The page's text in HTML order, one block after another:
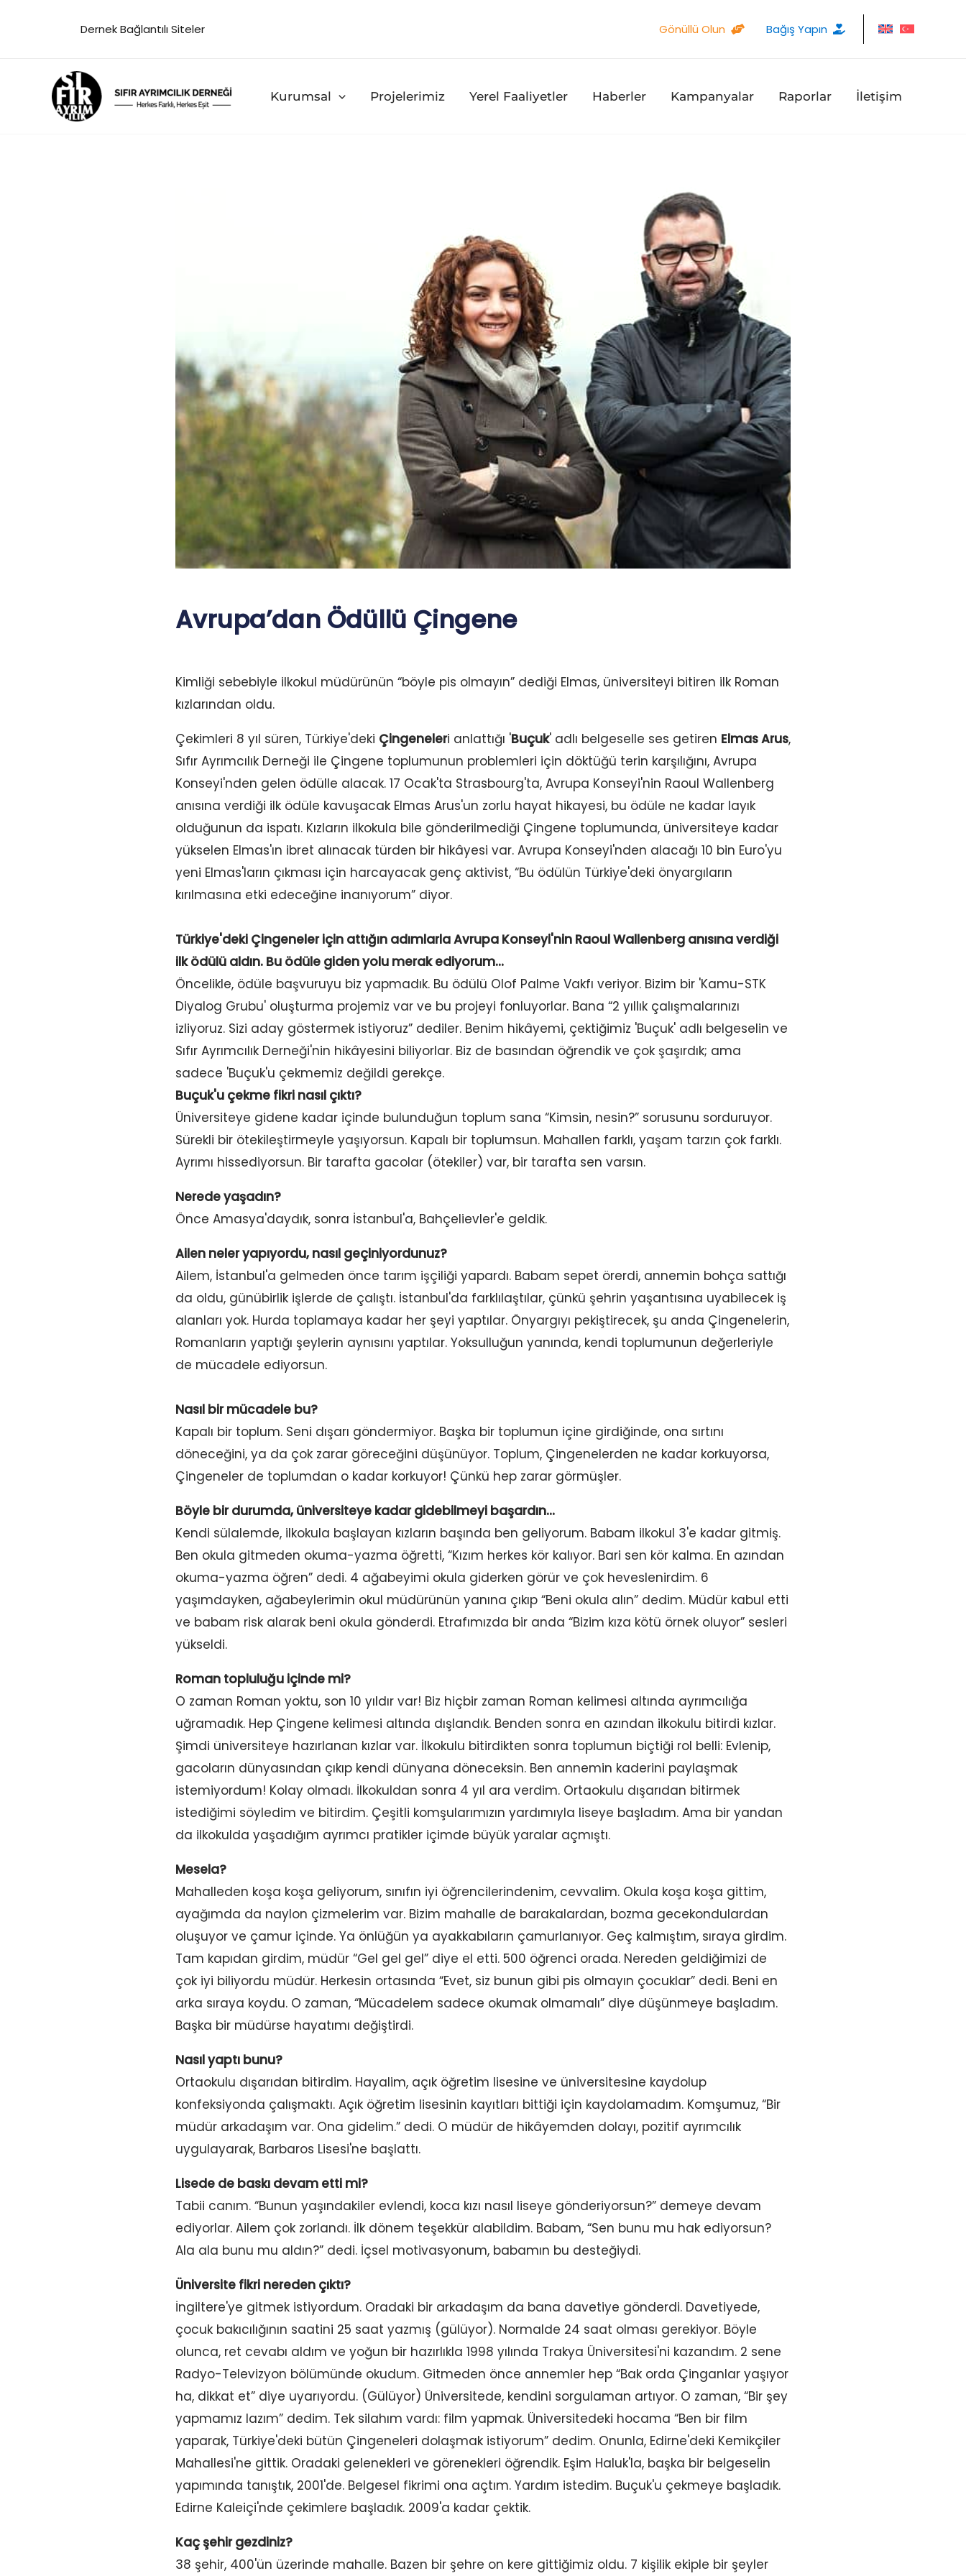
Dernek Bağlantılı Siteler Gönüllü Olun Bağış Yapın
Kurumsal Projelerimiz Yerel Faaliyetler Haberler Kampanyalar Raporlar İletişim
Avrupa’dan Ödüllü Çingene
Kimliği sebebiyle ilkokul müdürünün “böyle pis olmayın” dediği Elmas, üniversiteyi bitiren ilk Roman
kızlarından oldu.
Çekimleri 8 yıl süren, Türkiye'deki Çingeneleri anlattığı 'Buçuk' adlı belgeselle ses getiren Elmas Arus,
Sıfır Ayrımcılık Derneği ile Çingene toplumunun problemleri için döktüğü terin karşılığını, Avrupa
Konseyi'nden gelen ödülle alacak. 17 Ocak'ta Strasbourg'ta, Avrupa Konseyi'nin Raoul Wallenberg
anısına verdiği ilk ödüle kavuşacak Elmas Arus'un zorlu hayat hikayesi, bu ödüle ne kadar layık
olduğunun da ispatı. Kızların ilkokula bile gönderilmediği Çingene toplumunda, üniversiteye kadar
yükselen Elmas'ın ibret alınacak türden bir hikâyesi var. Avrupa Konseyi'nden alacağı 10 bin Euro'yu
yeni Elmas'ların çıkması için harcayacak genç aktivist, “Bu ödülün Türkiye'deki önyargıların
kırılmasına etki edeceğine inanıyorum” diyor.
Türkiye'deki Çingeneler için attığın adımlarla Avrupa Konseyi'nin Raoul Wallenberg anısına verdiği
ilk ödülü aldın. Bu ödüle giden yolu merak ediyorum…
Öncelikle, ödüle başvuruyu biz yapmadık. Bu ödülü Olof Palme Vakfı veriyor. Bizim bir 'Kamu-STK
Diyalog Grubu' oluşturma projemiz var ve bu projeyi fonluyorlar. Bana “2 yıllık çalışmalarınızı
izliyoruz. Sizi aday göstermek istiyoruz” dediler. Benim hikâyemi, çektiğimiz 'Buçuk' adlı belgeselin ve
Sıfır Ayrımcılık Derneği'nin hikâyesini biliyorlar. Biz de basından öğrendik ve çok şaşırdık; ama
sadece 'Buçuk'u çekmemiz değildi gerekçe.
Buçuk'u çekme fikri nasıl çıktı?
Üniversiteye gidene kadar içinde bulunduğun toplum sana “Kimsin, nesin?” sorusunu sorduruyor.
Sürekli bir ötekileştirmeyle yaşıyorsun. Kapalı bir toplumsun. Mahallen farklı, yaşam tarzın çok farklı.
Ayrımı hissediyorsun. Bir tarafta gacolar (ötekiler) var, bir tarafta sen varsın.
Nerede yaşadın?
Önce Amasya'daydık, sonra İstanbul'a, Bahçelievler'e geldik.
Ailen neler yapıyordu, nasıl geçiniyordunuz?
Ailem, İstanbul'a gelmeden önce tarım işçiliği yapardı. Babam sepet örerdi, annemin bohça sattığı
da oldu, günübirlik işlerde de çalıştı. İstanbul'da farklılaştılar, çünkü şehrin yaşantısına uyabilecek iş
alanları yok. Hurda toplamaya kadar her şeyi yaptılar. Önyargıyı pekiştirecek, şu anda Çingenelerin,
Romanların yaptığı şeylerin aynısını yaptılar. Yoksulluğun yanında, kendi toplumunun değerleriyle
de mücadele ediyorsun.
Nasıl bir mücadele bu?
Kapalı bir toplum. Seni dışarı göndermiyor. Başka bir toplumun içine girdiğinde, ona sırtını
döneceğini, ya da çok zarar göreceğini düşünüyor. Toplum, Çingenelerden ne kadar korkuyorsa,
Çingeneler de toplumdan o kadar korkuyor! Çünkü hep zarar görmüşler.
Böyle bir durumda, üniversiteye kadar gidebilmeyi başardın…
Kendi sülalemde, ilkokula başlayan kızların başında ben geliyorum. Babam ilkokul 3'e kadar gitmiş.
Ben okula gitmeden okuma-yazma öğretti, “Kızım herkes kör kalıyor. Bari sen kör kalma. En azından
okuma-yazma öğren” dedi. 4 ağabeyimi okula giderken görür ve çok heveslenirdim. 6
yaşımdayken, ağabeylerimin okul müdürünün yanına çıkıp “Beni okula alın” dedim. Müdür kabul etti
ve babam risk alarak beni okula gönderdi. Etrafımızda bir anda “Bizim kıza kötü örnek oluyor” sesleri
yükseldi.
Roman topluluğu içinde mi?
O zaman Roman yoktu, son 10 yıldır var! Biz hiçbir zaman Roman kelimesi altında ayrımcılığa
uğramadık. Hep Çingene kelimesi altında dışlandık. Benden sonra en azından ilkokulu bitirdi kızlar.
Şimdi üniversiteye hazırlanan kızlar var. İlkokulu bitirdikten sonra toplumun biçtiği rol belli: Evlenip,
gacoların dünyasından çıkıp kendi dünyana döneceksin. Ben annemin kaderini paylaşmak
istemiyordum! Kolay olmadı. İlkokuldan sonra 4 yıl ara verdim. Ortaokulu dışarıdan bitirmek
istediğimi söyledim ve bitirdim. Çeşitli komşularımızın yardımıyla liseye başladım. Ama bir yandan
da ilkokulda yaşadığım ayrımcı pratikler içimde büyük yaralar açmıştı.
Mesela?
Mahalleden koşa koşa geliyorum, sınıfın iyi öğrencilerindenim, cevvalim. Okula koşa koşa gittim,
ayağımda da naylon çizmelerim var. Bizim mahalle de barakalardan, bozma gecekondulardan
oluşuyor ve çamur içinde. Ya önlüğün ya ayakkabıların çamurlanıyor. Geç kalmıştım, sıraya girdim.
Tam kapıdan girdim, müdür “Gel gel gel” diye el etti. 500 öğrenci orada. Nereden geldiğimizi de
çok iyi biliyordu müdür. Herkesin ortasında “Evet, siz bunun gibi pis olmayın çocuklar” dedi. Beni en
arka sıraya koydu. O zaman, “Mücadelem sadece okumak olmamalı” diye düşünmeye başladım.
Başka bir müdürse hayatımı değiştirdi.
Nasıl yaptı bunu?
Ortaokulu dışarıdan bitirdim. Hayalim, açık öğretim lisesine ve üniversitesine kaydolup
konfeksiyonda çalışmaktı. Açık öğretim lisesinin kayıtları bittiği için kaydolamadım. Komşumuz, “Bir
müdür arkadaşım var. Ona gidelim.” dedi. O müdür de hikâyemden dolayı, pozitif ayrımcılık
uygulayarak, Barbaros Lisesi'ne başlattı.
Lisede de baskı devam etti mi?
Tabii canım. “Bunun yaşındakiler evlendi, koca kızı nasıl liseye gönderiyorsun?” demeye devam
ediyorlar. Ailem çok zorlandı. İlk dönem teşekkür alabildim. Babam, “Sen bunu mu hak ediyorsun?
Ala ala bunu mu aldın?” dedi. İçsel motivasyonum, babamın bu desteğiydi.
Üniversite fikri nereden çıktı?
İngiltere'ye gitmek istiyordum. Oradaki bir arkadaşım da bana davetiye gönderdi. Davetiyede,
çocuk bakıcılığının saatini 25 saat yazmış (gülüyor). Normalde 24 saat olması gerekiyor. Böyle
olunca, ret cevabı aldım ve yoğun bir hazırlıkla 1998 yılında Trakya Üniversitesi'ni kazandım. 2 sene
Radyo-Televizyon bölümünde okudum. Gitmeden önce annemler hep “Bak orda Çinganlar yaşıyor
ha, dikkat et” diye uyarıyordu. (Gülüyor) Üniversitede, kendini sorgulaman artıyor. O zaman, “Bir şey
yapmamız lazım” dedim. Tek silahım vardı: film yapmak. Üniversitedeki hocama “Ben bir film
yaparak, Türkiye'deki bütün Çingeneleri dolaşmak istiyorum” dedim. Onunla, Edirne'deki Kemikçiler
Mahallesi'ne gittik. Oradaki gelenekleri ve görenekleri öğrendik. Eşim Haluk'la, başka bir belgeselin
yapımında tanıştık, 2001'de. Belgesel fikrimi ona açtım. Yardım istedim. Buçuk'u çekmeye başladık.
Edirne Kaleiçi'nde çekimlere başladık. 2009'a kadar çektik.
Kaç şehir gezdiniz?
38 şehir, 400'ün üzerinde mahalle. Bazen bir şehre on kere gittiğimiz oldu. 7 kişilik ekiple bir şeyler